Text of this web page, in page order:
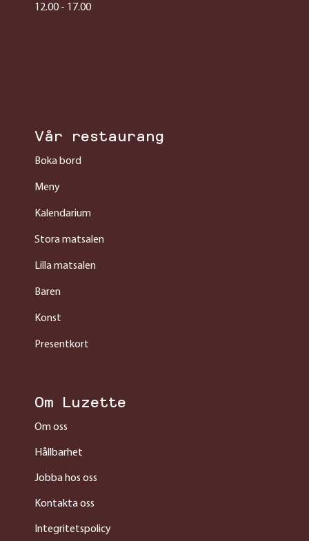
12.00 - 17.00
Vår restaurang
Boka bord
Meny
Kalendarium
Stora matsalen
Lilla matsalen
Baren
Konst
Presentkort
Om Luzette
Om oss
Hållbarhet
Jobba hos oss
Kontakta oss
Integritetspolicy